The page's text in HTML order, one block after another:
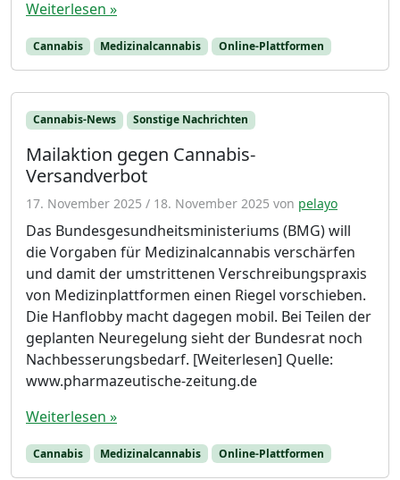
Weiterlesen »
Cannabis Medizinalcannabis Online-Plattformen
Cannabis-News Sonstige Nachrichten
Mailaktion gegen Cannabis-
Versandverbot
17. November 2025 / 18. November 2025 von pelayo
Das Bundesgesundheitsministeriums (BMG) will
die Vorgaben für Medizinalcannabis verschärfen
und damit der umstrittenen Verschreibungspraxis
von Medizinplattformen einen Riegel vorschieben.
Die Hanflobby macht dagegen mobil. Bei Teilen der
geplanten Neuregelung sieht der Bundesrat noch
Nachbesserungsbedarf. [Weiterlesen] Quelle:
www.pharmazeutische-zeitung.de
Weiterlesen »
Cannabis Medizinalcannabis Online-Plattformen